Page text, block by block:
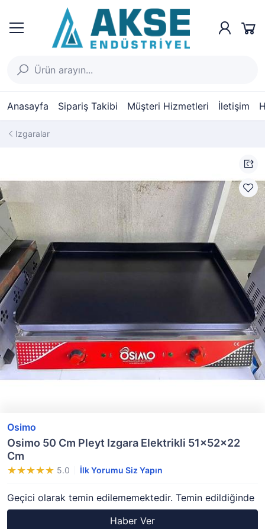
Anasayfa Sipariş Takibi Müşteri Hizmetleri İletişim
Izgaralar
Osimo
Osimo 50 Cm Pleyt Izgara Elektrikli 51x52x22
Cm
5.0 İlk Yorumu Siz Yapın
Geçici olarak temin edilememektedir. Temin edildiğinde
Haber Ver